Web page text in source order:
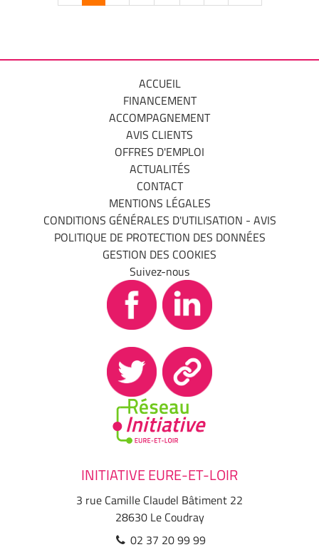
ACCUEIL
FINANCEMENT
ACCOMPAGNEMENT
AVIS CLIENTS
OFFRES D'EMPLOI
ACTUALITÉS
CONTACT
MENTIONS LÉGALES
CONDITIONS GÉNÉRALES D'UTILISATION - AVIS
POLITIQUE DE PROTECTION DES DONNÉES
GESTION DES COOKIES
Suivez-nous
INITIATIVE EURE-ET-LOIR
3 rue Camille Claudel Bâtiment 22
28630 Le Coudray
02 37 20 99 99